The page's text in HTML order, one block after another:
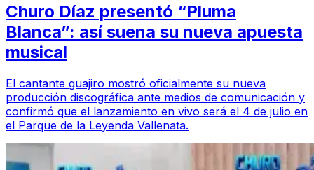
Churo Díaz presentó “Pluma
Blanca”: así suena su nueva apuesta
musical
El cantante guajiro mostró oficialmente su nueva
producción discográfica ante medios de comunicación y
confirmó que el lanzamiento en vivo será el 4 de julio en
el Parque de la Leyenda Vallenata.